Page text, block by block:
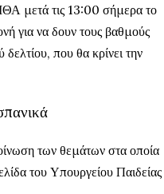
μετά τις 13:00 σήμερα το
για να δουν τους βαθμούς
που θα κρίνει την
των θεμάτων στα οποία
του Υπουργείου Παιδείας